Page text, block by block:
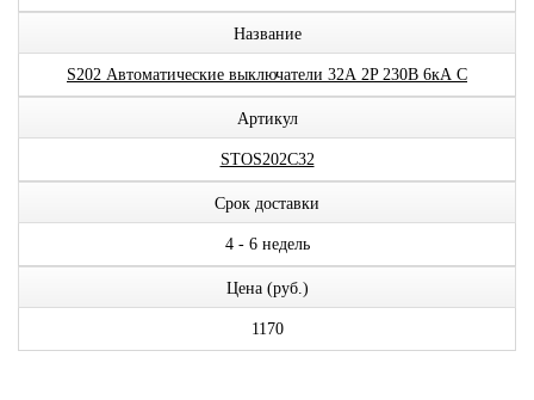
Название
S202 Автоматические выключатели 32А 2P 230В 6кА C
Артикул
STOS202C32
Срок доставки
4 - 6 недель
Цена (руб.)
1170